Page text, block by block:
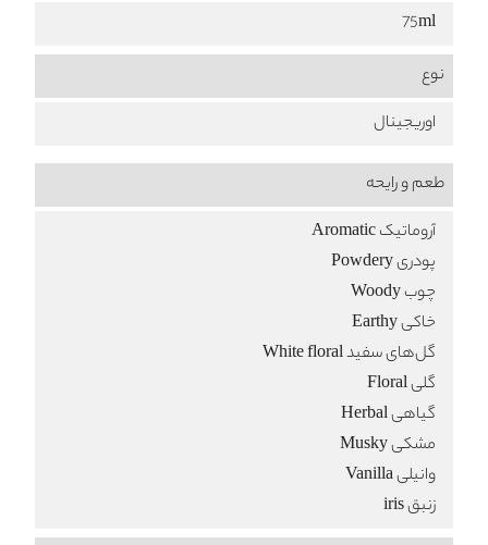
75ml
نوع
اوریجینال
طعم‌ و رایحه
آروماتیک Aromatic
پودری Powdery
چوب Woody
خاکی Earthy
گل‌های سفید White floral
گلی Floral
گیاهی Herbal
مشکی Musky
وانیلی Vanilla
زنبق iris